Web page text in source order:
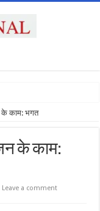
के काम: भगत
के काम:
Leave a comment